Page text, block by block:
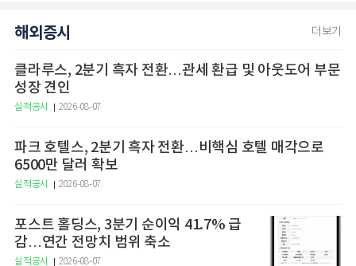
해외증시 더보기
클라루스, 2분기 흑자 전환…관세 환급 및 아웃도어 부문
성장 견인
실적공시 2026-08-07
파크 호텔스, 2분기 흑자 전환…비핵심 호텔 매각으로
6500만 달러 확보
실적공시 2026-08-07
포스트 홀딩스, 3분기 순이익 41.7% 급
감…연간 전망치 범위 축소
실적공시 2026-08-07